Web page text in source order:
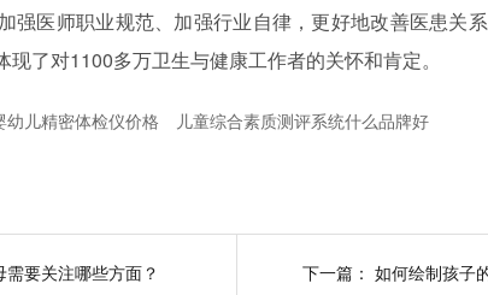
强医师职业规范、加强行业自律，更好地改善医患关
现了对1100多万卫生与健康工作者的关怀和肯定。
幼儿精密体检仪价格
儿童综合素质测评系统什么品牌好
要关注哪些方面？ 下一篇： 如何绘制孩子